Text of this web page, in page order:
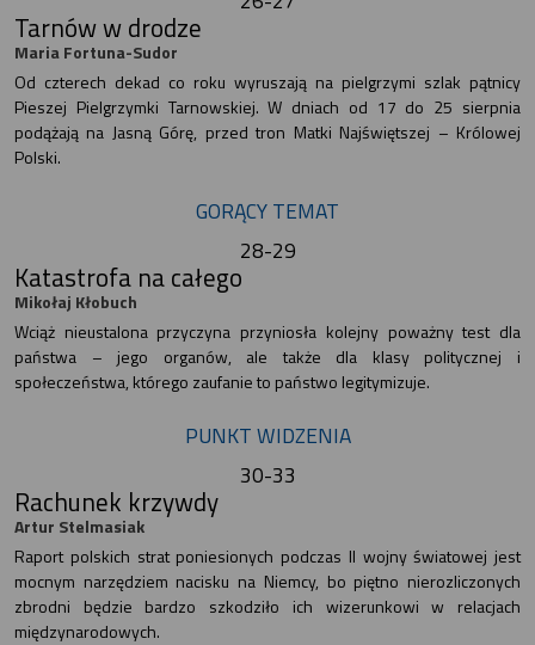
Tarnów w drodze
Maria Fortuna-Sudor
Od czterech dekad co roku wyruszają na pielgrzymi szlak pątnicy
Pieszej Pielgrzymki Tarnowskiej. W dniach od 17 do 25 sierpnia
podążają na Jasną Górę, przed tron Matki Najświętszej – Królowej
Polski.
GORĄCY TEMAT
28-29
Katastrofa na całego
Mikołaj Kłobuch
Wciąż nieustalona przyczyna przyniosła kolejny poważny test dla
państwa – jego organów, ale także dla klasy politycznej i
społeczeństwa, którego zaufanie to państwo legitymizuje.
PUNKT WIDZENIA
30-33
Rachunek krzywdy
Artur Stelmasiak
Raport polskich strat poniesionych podczas II wojny światowej jest
mocnym narzędziem nacisku na Niemcy, bo piętno nierozliczonych
zbrodni będzie bardzo szkodziło ich wizerunkowi w relacjach
międzynarodowych.